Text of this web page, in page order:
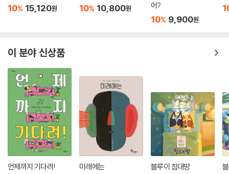
10% 15,120원 10% 10,800원
어?
10% 9,900원
이 분야 신상품
언제까지 기다려! 미래에는 블루이 침대방